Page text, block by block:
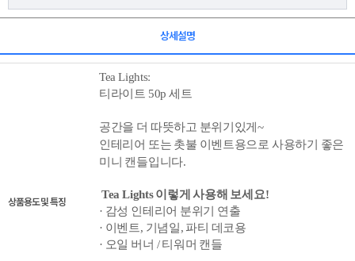
상세설명
상품용도 및 특징
Tea Lightsː
티라이트 50p 세트
공간을 더 따뜻하고 분위기있게~
인테리어 또는 촛불 이벤트용으로 사용하기 좋은
미니 캔들입니다.
Tea Lights 이렇게 사용해 보세요!
· 감성 인테리어 분위기 연출
· 이벤트, 기념일, 파티 데코용
· 오일 버너 / 티워머 캔들